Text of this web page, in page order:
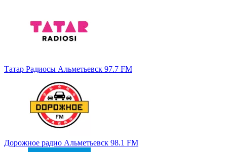
Татар Радиосы Альметьевск 97.7 FM
Дорожное радио Альметьевск 98.1 FM